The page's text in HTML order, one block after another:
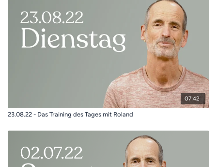
07:42
23.08.22 - Das Training des Tages mit Roland